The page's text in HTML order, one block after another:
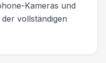
Kameras und
vollständigen